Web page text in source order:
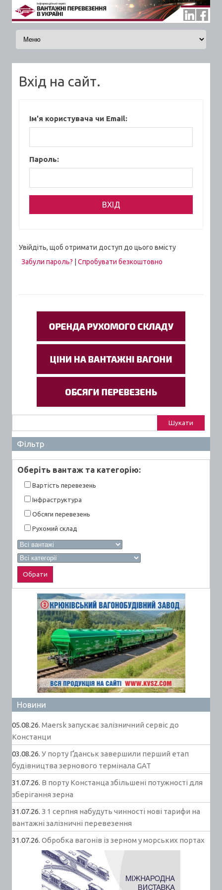
Skip to content
Вхід на сайт.
Ім'я користувача чи Email:
Пароль:
Увійдіть, щоб отримати доступ до цього вмісту
Забули пароль?
Спробувати безкоштовно
Фільтр
Оберiть вантаж та категорiю:
Вартiсть перевезень
Інфраструктура
Обсяги перевезень
Рухомий склад
Новини
05.08.26. Maersk запускає залізничний сервіс до
Констанци
03.08.26. У порту Ґданськ завершили перший етап
будівництва зернового термінала GAT
31.07.26. В порту Констанца збільшені потужності для
зберігання зерна
31.07.26. З 1 серпня набудуть чинності нові тарифи на
вантажні залізничні перевезення
31.07.26. Обробка вагонів із зерном у морських портах